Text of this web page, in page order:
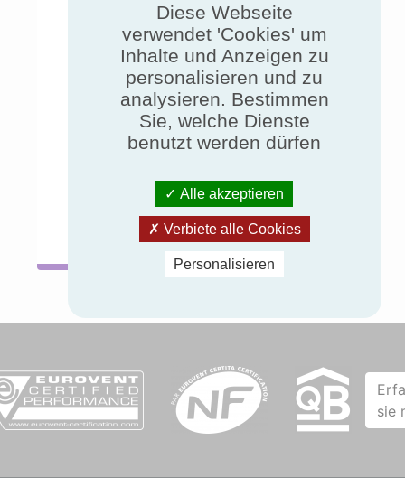
Dachgeräte
Konsultieren
Kühlbalken
Konsultieren
praktische
Blatt
sie
Diese Webseite
verwendet 'Cookies' um
Inhalte und Anzeigen zu
personalisieren und zu
analysieren. Bestimmen
Sie, welche Dienste
benutzt werden dürfen
Alle akzeptieren
Verbiete alle Cookies
Personalisieren